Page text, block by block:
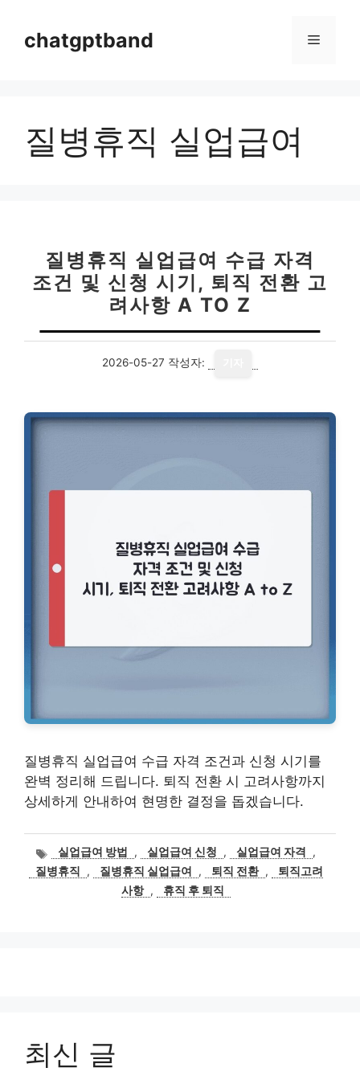
chatgptband 메
질병휴직 실업급여
질병휴직 실업급여 수급 자격
조건 및 신청 시기, 퇴직 전환 고
려사항 A TO Z
2026-05-27 작성자:
질병휴직 실업급여 수급 자격 조건과 신청 시기를
완벽 정리해 드립니다. 퇴직 전환 시 고려사항까지
상세하게 안내하여 현명한 결정을 돕겠습니다.
태
그
실업급여 방법 , 실업급여 신청 , 실업급여 자격
,
질병휴직
, 질병휴직 실업급여 , 퇴직 전환 ,
퇴직고려
사항 , 휴직 후 퇴직
최신 글